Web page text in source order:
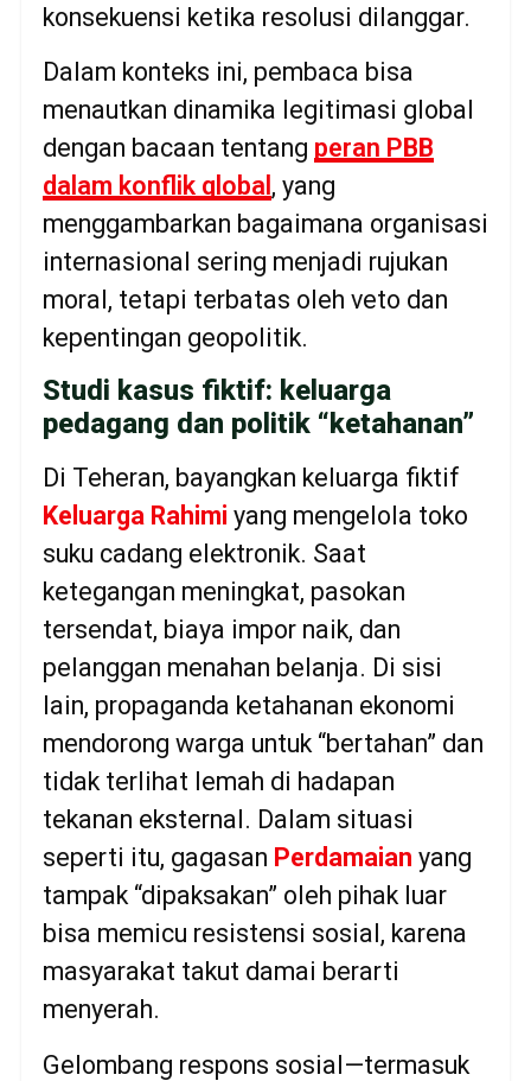
konsekuensi ketika resolusi dilanggar.
Dalam konteks ini, pembaca bisa
menautkan dinamika legitimasi global
dengan bacaan tentang peran PBB
dalam konflik global , yang
menggambarkan bagaimana organisasi
internasional sering menjadi rujukan
moral, tetapi terbatas oleh veto dan
kepentingan geopolitik.
Studi kasus fiktif: keluarga
pedagang dan politik “ketahanan”
Di Teheran, bayangkan keluarga fiktif
Keluarga Rahimi yang mengelola toko
suku cadang elektronik. Saat
ketegangan meningkat, pasokan
tersendat, biaya impor naik, dan
pelanggan menahan belanja. Di sisi
lain, propaganda ketahanan ekonomi
mendorong warga untuk “bertahan” dan
tidak terlihat lemah di hadapan
tekanan eksternal. Dalam situasi
seperti itu, gagasan Perdamaian yang
tampak “dipaksakan” oleh pihak luar
bisa memicu resistensi sosial, karena
masyarakat takut damai berarti
menyerah.
Gelombang respons sosial—termasuk